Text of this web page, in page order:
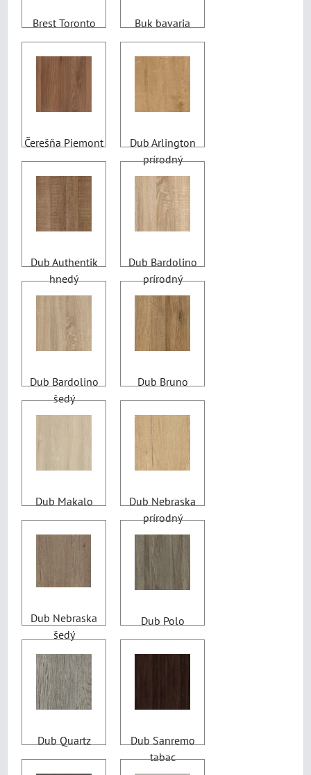
Brest Toronto Buk bavaria
Čerešňa Piemont
Dub Arlington
prírodný
Dub Authentik
hnedý
Dub Bardolino
prírodný
Dub Bardolino
šedý
Dub Bruno
Dub Makalo
Dub Nebraska
prírodný
Dub Nebraska
šedý
Dub Polo
Dub Quartz
Dub Sanremo
tabac